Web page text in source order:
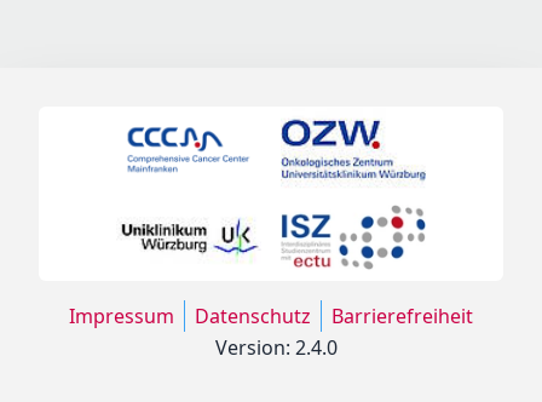
Impressum Datenschutz
Barrierefreiheit
Version: 2.4.0